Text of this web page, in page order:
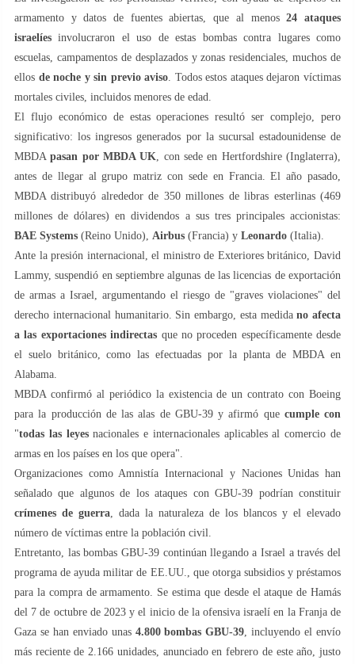
armamento y datos de fuentes abiertas, que al menos24 ataques
israelíes involucraron el uso de estas bombas contra lugares como
escuelas, campamentos de desplazados y zonas residenciales, muchos de
ellos de noche y sin previo aviso . Todos estos ataques dejaron víctimas
mortales civiles, incluidos menores de edad.
El flujo económico de estas operaciones resultó ser complejo, pero
significativo: los ingresos generados por la sucursal estadounidense de
MBDApasan por MBDA UK , con sede en Hertfordshire (Inglaterra),
antes de llegar al grupo matriz con sede en Francia. El año pasado,
MBDA distribuyó alrededor de 350 millones de libras esterlinas (469
millones de dólares) en dividendos a sus tres principales accionistas:
BAE Systems (Reino Unido), Airbus (Francia) y Leonardo (Italia).
Ante la presión internacional, el ministro de Exteriores británico, David
Lammy, suspendió en septiembre algunas de las licencias de exportación
de armas a Israel, argumentando el riesgo de "graves violaciones" del
derecho internacional humanitario. Sin embargo, esta medidano afecta
a las exportaciones indirectas que no proceden específicamente desde
el suelo británico, como las efectuadas por la planta de MBDA en
Alabama.
MBDA confirmó al periódico la existencia de un contrato con Boeing
para la producción de las alas de GBU-39 y afirmó que cumple con
"todas las leyesnacionales e internacionales aplicables al comercio de
armas en los países en los que opera".
Organizaciones como Amnistía Internacional y Naciones Unidas han
señalado que algunos de los ataques con GBU-39 podrían constituir
crímenes de guerra , dada la naturaleza de los blancos y el elevado
número de víctimas entre la población civil.
Entretanto, las bombas GBU-39 continúan llegando a Israel a través del
programa de ayuda militar de EE.UU., que otorga subsidios y préstamos
para la compra de armamento. Se estima que desde el ataque de Hamás
del 7 de octubre de 2023 y el inicio de la ofensiva israelí en la Franja de
Gaza se han enviado unas 4.800 bombas GBU-39 , incluyendo el envío
más reciente de 2.166 unidades, anunciado en febrero de este año, justo